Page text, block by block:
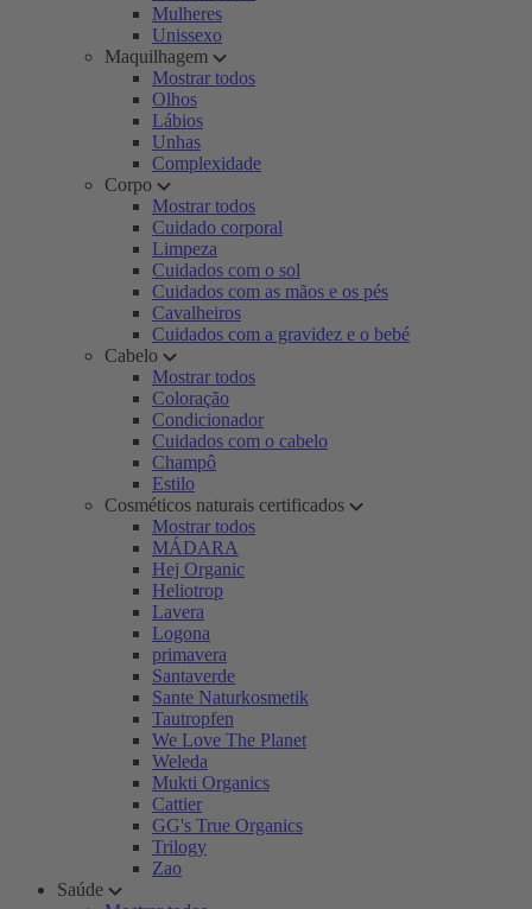
Mulheres
Unissexo
Maquilhagem
Mostrar todos
Olhos
Lábios
Unhas
Complexidade
Corpo
Mostrar todos
Cuidado corporal
Limpeza
Cuidados com o sol
Cuidados com as mãos e os pés
Cavalheiros
Cuidados com a gravidez e o bebé
Cabelo
Mostrar todos
Coloração
Condicionador
Cuidados com o cabelo
Champô
Estilo
Cosméticos naturais certificados
Mostrar todos
MÁDARA
Hej Organic
Heliotrop
Lavera
Logona
primavera
Santaverde
Sante Naturkosmetik
Tautropfen
We Love The Planet
Weleda
Mukti Organics
Cattier
GG's True Organics
Trilogy
Zao
Saúde